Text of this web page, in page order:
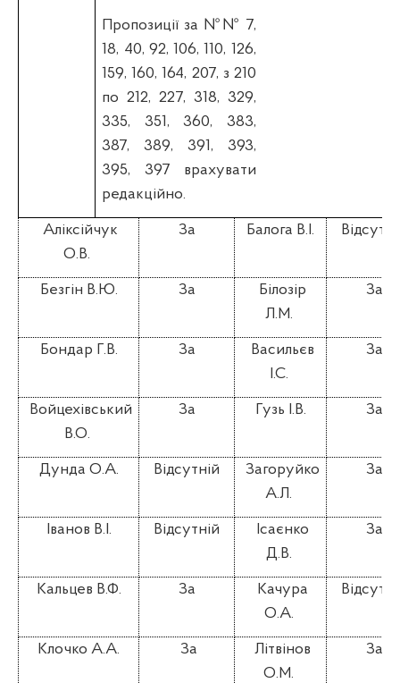
Пропозиції за №№ 7,
18, 40, 92, 106, 110, 126,
159, 160, 164, 207, з 210
по 212, 227, 318, 329,
335, 351, 360, 383,
387, 389, 391, 393,
395, 397 врахувати
редакційно.
Аліксійчук
О.В.
За Балога В.І.
Безгін В.Ю. За
Білозір
Л.М.
За
Бондар Г.В. За
Васильєв
І.С.
За
Войцехівський
В.О.
За Гузь І.В. За
Дунда О.А. Відсутній
Загоруйко
А.Л.
За
Іванов В.І. Відсутній
Ісаєнко
Д.В.
За
Кальцев В.Ф. За
Качура
О.А.
Клочко А.А. За
Літвінов
О.М.
За